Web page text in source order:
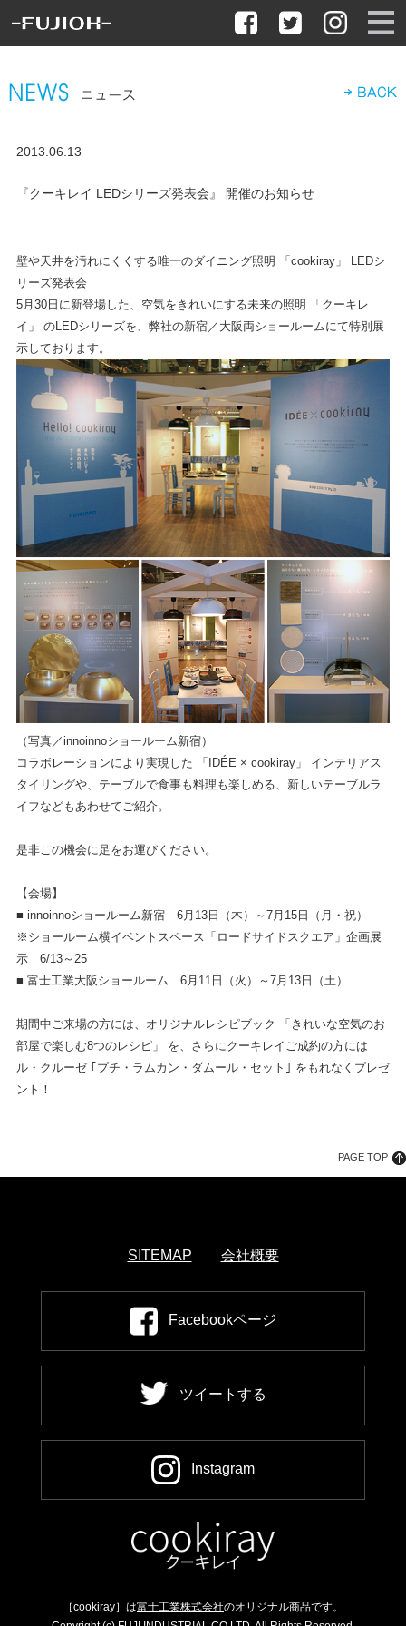
2013.06.13
『クーキレイ LEDシリーズ発表会』 開催のお知らせ
壁や天井を汚れにくくする唯一のダイニング照明 「cookiray」 LEDシ
リーズ発表会
5月30日に新登場した、空気をきれいにする未来の照明 「クーキレ
イ」 のLEDシリーズを、弊社の新宿／大阪両ショールームにて特別展
示しております。
（写真／innoinnoショールーム新宿）
コラボレーションにより実現した 「IDÉE × cookiray」 インテリアス
タイリングや、テーブルで食事も料理も楽しめる、新しいテーブルラ
イフなどもあわせてご紹介。
是非この機会に足をお運びください。
【会場】
■ innoinnoショールーム新宿 6月13日（木）～7月15日（月・祝）
※ショールーム横イベントスペース「ロードサイドスクエア」企画展
示 6/13～25
■ 富士工業大阪ショールーム 6月11日（火）～7月13日（土）
期間中ご来場の方には、オリジナルレシピブック 「きれいな空気のお
部屋で楽しむ8つのレシピ」 を、さらにクーキレイご成約の方には
ル・クルーゼ ｢プチ・ラムカン・ダムール・セット｣ をもれなくプレゼ
ント！
PAGE TOP
SITEMAP 会社概要
Facebookページ
ツイートする
Instagram
［cookiray］は富士工業株式会社のオリジナル商品です。